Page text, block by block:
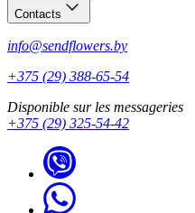
Contacts
info@sendflowers.by
+375 (29) 388-65-54
Disponible sur les messageries
+375 (29) 325-54-42